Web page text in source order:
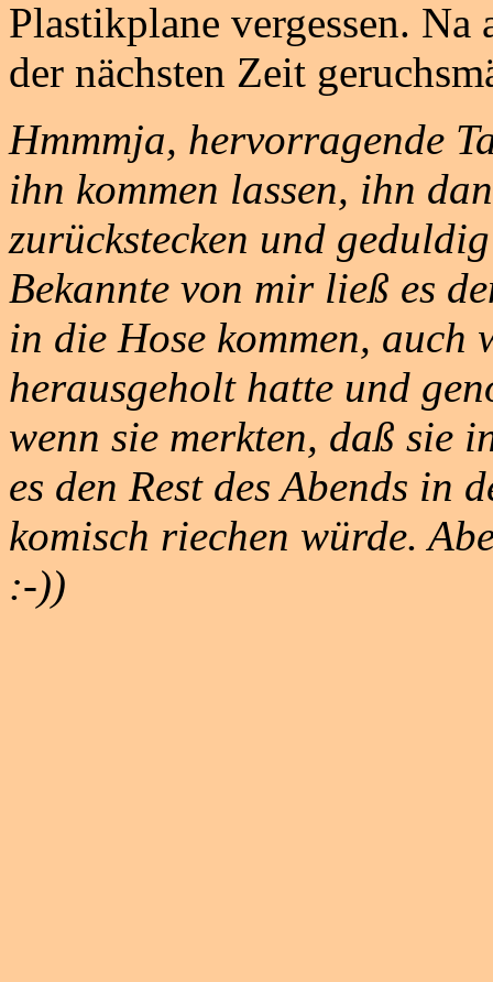
Plastikplane vergessen.
der nächsten Zeit
Hmmmja, hervorragende
ihn kommen lassen, ihn
zurückstecken und
Bekannte von mir ließ es
in die Hose kommen, auch
herausgeholt hatte und
wenn sie merkten, daß sie
es den Rest des Abends in
komisch riechen würde.
:-))